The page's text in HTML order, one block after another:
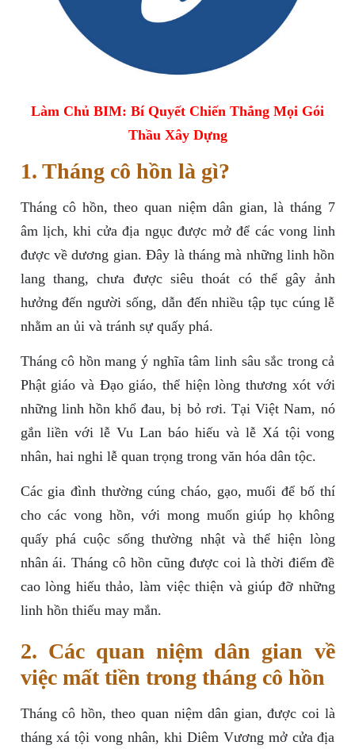
Làm Chủ BIM: Bí Quyết Chiến Thắng Mọi Gói
Thầu Xây Dựng
1. Tháng cô hồn là gì?
Tháng cô hồn, theo quan niệm dân gian, là tháng 7
âm lịch, khi cửa địa ngục được mở để các vong linh
được về dương gian. Đây là tháng mà những linh hồn
lang thang, chưa được siêu thoát có thể gây ảnh
hưởng đến người sống, dẫn đến nhiều tập tục cúng lễ
nhằm an ủi và tránh sự quấy phá.
Tháng cô hồn mang ý nghĩa tâm linh sâu sắc trong cả
Phật giáo và Đạo giáo, thể hiện lòng thương xót với
những linh hồn khổ đau, bị bỏ rơi. Tại Việt Nam, nó
gắn liền với lễ Vu Lan báo hiếu và lễ Xá tội vong
nhân, hai nghi lễ quan trọng trong văn hóa dân tộc.
Các gia đình thường cúng cháo, gạo, muối để bố thí
cho các vong hồn, với mong muốn giúp họ không
quấy phá cuộc sống thường nhật và thể hiện lòng
nhân ái. Tháng cô hồn cũng được coi là thời điểm đề
cao lòng hiếu thảo, làm việc thiện và giúp đỡ những
linh hồn thiếu may mắn.
2. Các quan niệm dân gian về
việc mất tiền trong tháng cô hồn
Tháng cô hồn, theo quan niệm dân gian, được coi là
tháng xá tội vong nhân, khi Diêm Vương mở cửa địa